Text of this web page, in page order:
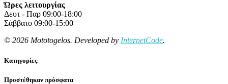
Ώρες λειτουργίας
Δευτ - Παρ 09:00-18:00
Σάββατο 09:00-15:00
© 2026 Mototogelos. Developed by InternetCode.
Κατηγορίες
Προστέθηκαν πρόσφατα